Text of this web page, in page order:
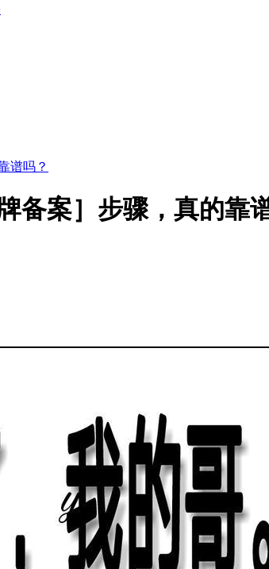
谱吗？
备案］步骤，真的靠